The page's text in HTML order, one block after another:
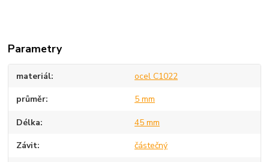
Parametry
materiál ocel C1022
průměr 5 mm
Délka 45 mm
Závit částečný